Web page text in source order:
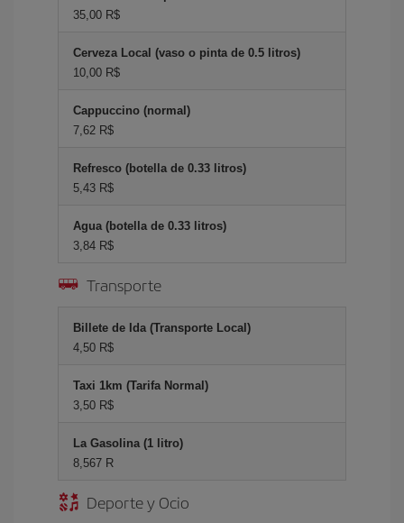
35,00 R$
Cerveza Local (vaso o pinta de 0.5 litros)
10,00 R$
Cappuccino (normal)
7,62 R$
Refresco (botella de 0.33 litros)
5,43 R$
Agua (botella de 0.33 litros)
3,84 R$
Transporte
Billete de Ida (Transporte Local)
4,50 R$
Taxi 1km (Tarifa Normal)
3,50 R$
La Gasolina (1 litro)
8,567 R
Deporte y Ocio